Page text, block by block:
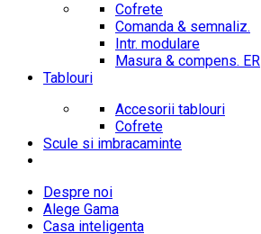
Cofrete
Comanda & semnaliz.
Intr. modulare
Masura & compens. ER
Tablouri
Accesorii tablouri
Cofrete
Scule si imbracaminte
Despre noi
Alege Gama
Casa inteligenta